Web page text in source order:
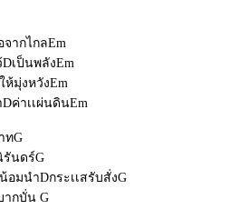
จากไกลEm
Dเป็นพลังEm
ให้มุ่งหวังEm
Dค่าเเผ่นดินEm
ทG
รันดร์G
อมนำDกระเเสรับสั่งG
ากบั่น G